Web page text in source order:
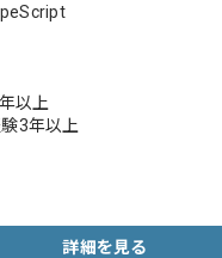
以上
3年以上
詳細を見る